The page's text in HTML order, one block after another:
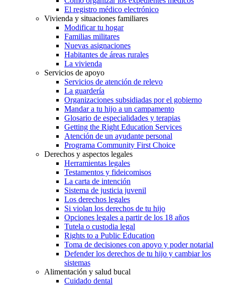
El registro médico electrónico
Vivienda y situaciones familiares
Modificar tu hogar
Familias militares
Nuevas asignaciones
Habitantes de áreas rurales
La vivienda
Servicios de apoyo
Servicios de atención de relevo
La guardería
Organizaciones subsidiadas por el gobierno
Mandar a tu hijo a un campamento
Glosario de especialidades y terapias
Getting the Right Education Services
Atención de un ayudante personal
Programa Community First Choice
Derechos y aspectos legales
Herramientas legales
Testamentos y fideicomisos
La carta de intención
Sistema de justicia juvenil
Los derechos legales
Si violan los derechos de tu hijo
Opciones legales a partir de los 18 años
Tutela o custodia legal
Rights to a Public Education
Toma de decisiones con apoyo y poder notarial
Defender los derechos de tu hijo y cambiar los
sistemas
Alimentación y salud bucal
Cuidado dental